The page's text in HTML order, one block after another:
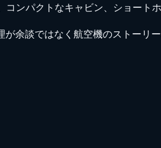
ンパクトなキャビン、ショート
余談ではなく航空機のストーリー